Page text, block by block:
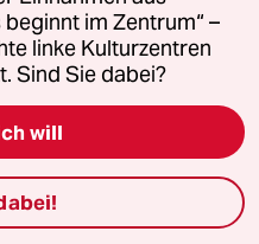
Kommune-Richtlinien
Impressum AGB
(Ads)
im Zentrum“ –
linke Kulturzentren
Sind Sie dabei?
will